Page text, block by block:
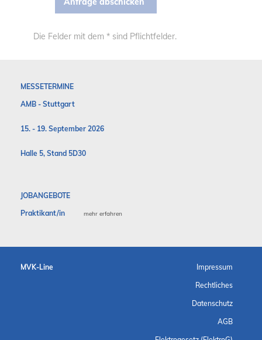
Die Felder mit dem * sind Pflichtfelder.
MESSETERMINE
AMB - Stuttgart
15. - 19. September 2026
Halle 5, Stand 5D30
JOBANGEBOTE
Praktikant/in
mehr erfahren
MVK-Line Impressum
Rechtliches
Datenschutz
AGB